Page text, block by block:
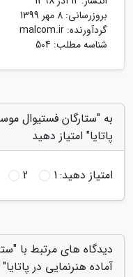
بروزرسانی: 8 مهر 1399
گردآورنده: malcom.ir
شناسه مطلب: 504
به "ستارگان فستیوال
پاتایا" امتیاز دهید
امتیاز دهید:1
2
دیدگاه های مرتبط با
آماده هنرنمایی در پاتایا"